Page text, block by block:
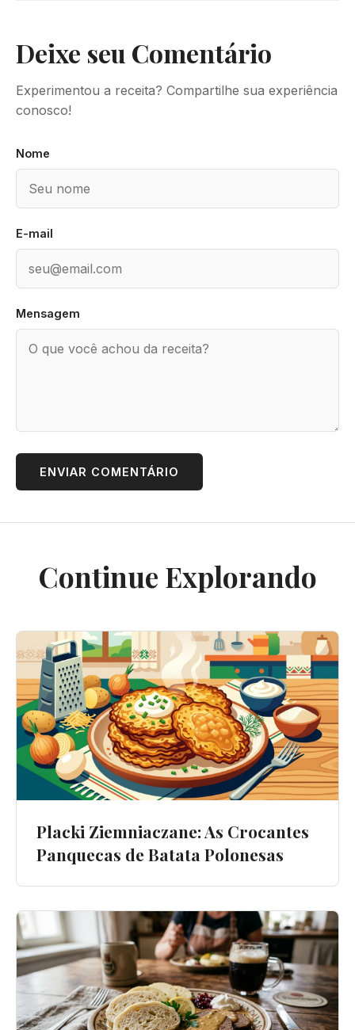
Deixe seu Comentário
Experimentou a receita? Compartilhe sua experiência
conosco!
Nome
E-mail
Mensagem
ENVIAR COMENTÁRIO
Continue Explorando
Placki Ziemniaczane: As Crocantes
Panquecas de Batata Polonesas